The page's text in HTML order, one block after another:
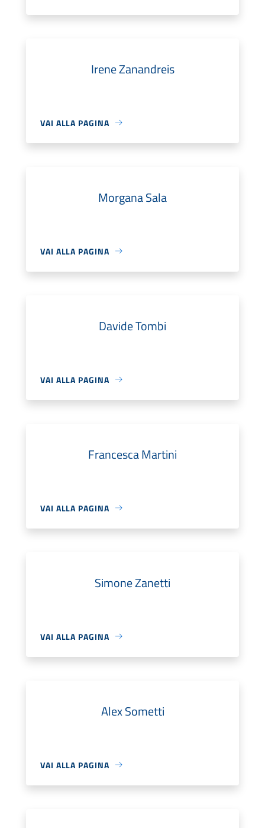
Irene Zanandreis
VAI ALLA PAGINA
Morgana Sala
VAI ALLA PAGINA
Davide Tombi
VAI ALLA PAGINA
Francesca Martini
VAI ALLA PAGINA
Simone Zanetti
VAI ALLA PAGINA
Alex Sometti
VAI ALLA PAGINA